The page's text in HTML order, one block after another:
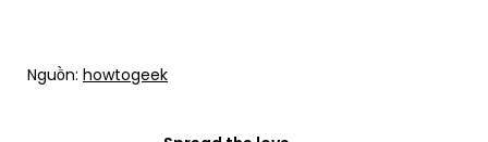
Nguồn: howtogeek